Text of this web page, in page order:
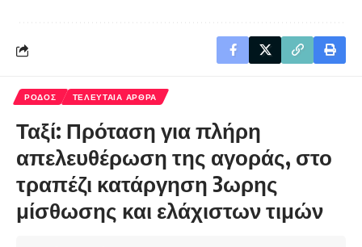
ΡΟΔΟΣ ΤΕΛΕΥΤΑΙΑ ΑΡΘΡΑ
Ταξί: Πρόταση για πλήρη
απελευθέρωση της αγοράς, στο
τραπέζι κατάργηση 3ωρης
μίσθωσης και ελάχιστων τιμών